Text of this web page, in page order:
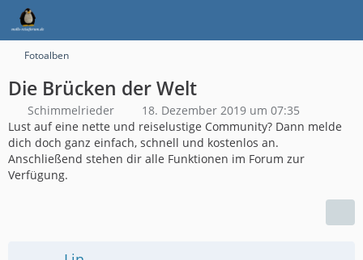
Fotoalben
Die Brücken der Welt
Schimmelrieder
18. Dezember 2019 um 07:35
Lust auf eine nette und reiselustige Community? Dann melde
dich doch ganz einfach, schnell und kostenlos an.
Anschließend stehen dir alle Funktionen im Forum zur
Verfügung.